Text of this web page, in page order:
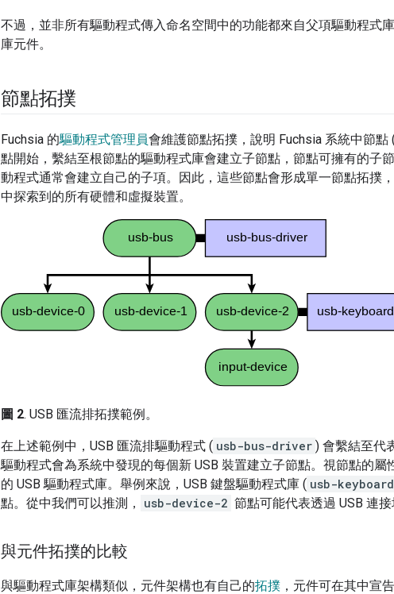
不過，並非所有驅動程式傳入命名空間中的功能都來自父項驅動程式
庫元件。
節點拓撲
Fuchsia 的驅動程式管理員會維護節點拓撲，說明 Fuchsia 系統中節
點開始，繫結至根節點的驅動程式庫會建立子節點，節點可擁有的子
動程式通常會建立自己的子項。因此，這些節點會形成單一節點拓撲
中探索到的所有硬體和虛擬裝置。
圖 2. USB 匯流排拓撲範例。
在上述範例中，USB 匯流排驅動程式 ( usb-bus-driver ) 會繫結至代
驅動程式會為系統中發現的每個新 USB 裝置建立子節點。視節點的屬
的 USB 驅動程式庫。舉例來說，USB 鍵盤驅動程式庫 ( usb-
點。從中我們可以推測，
usb-device-2 節點可能代表透過 USB 連
與元件拓撲的比較
與驅動程式庫架構類似，元件架構也有自己的拓撲 ，元件可在其中宣